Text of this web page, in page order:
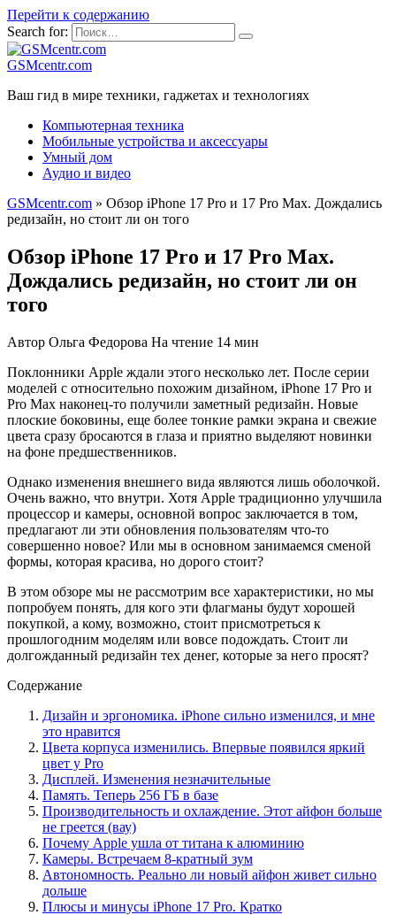
Перейти к содержанию
Search for:
GSMcentr.com
Ваш гид в мире техники, гаджетах и технологиях
Компьютерная техника
Мобильные устройства и аксессуары
Умный дом
Аудио и видео
GSMcentr.com » Обзор iPhone 17 Pro и 17 Pro Max. Дождались
редизайн, но стоит ли он того
Обзор iPhone 17 Pro и 17 Pro Max.
Дождались редизайн, но стоит ли он
того
Автор Ольга Федорова На чтение 14 мин
Поклонники Apple ждали этого несколько лет. После серии
моделей с относительно похожим дизайном, iPhone 17 Pro и
Pro Max наконец-то получили заметный редизайн. Новые
плоские боковины, еще более тонкие рамки экрана и свежие
цвета сразу бросаются в глаза и приятно выделяют новинки
на фоне предшественников.
Однако изменения внешнего вида являются лишь оболочкой.
Очень важно, что внутри. Хотя Apple традиционно улучшила
процессор и камеры, основной вопрос заключается в том,
предлагают ли эти обновления пользователям что-то
совершенно новое? Или мы в основном занимаемся сменой
формы, которая красива, но дорого стоит?
В этом обзоре мы не рассмотрим все характеристики, но мы
попробуем понять, для кого эти флагманы будут хорошей
покупкой, а кому, возможно, стоит присмотреться к
прошлогодним моделям или вовсе подождать. Стоит ли
долгожданный редизайн тех денег, которые за него просят?
Содержание
Дизайн и эргономика. iPhone сильно изменился, и мне
это нравится
Цвета корпуса изменились. Впервые появился яркий
цвет у Pro
Дисплей. Изменения незначительные
Память. Теперь 256 ГБ в базе
Производительность и охлаждение. Этот айфон больше
не греется (вау)
Почему Apple ушла от титана к алюминию
Камеры. Встречаем 8-кратный зум
Автономность. Реально ли новый айфон живет сильно
дольше
Плюсы и минусы iPhone 17 Pro. Кратко